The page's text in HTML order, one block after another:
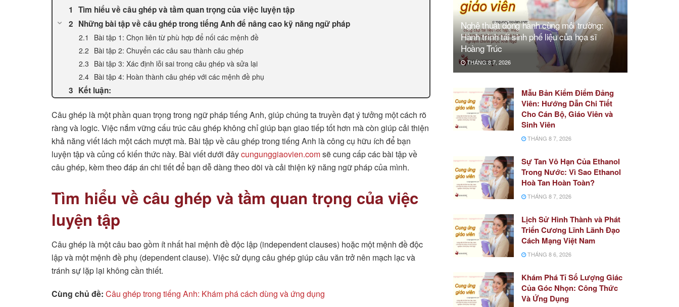
Tìm hiểu về câu ghép và tầm quan trọng của việc luyện tập
Những bài tập về câu ghép trong tiếng Anh để nâng cao kỹ năng ngữ pháp
Bài tập 1: Chọn liên từ phù hợp để nối các mệnh đề
Bài tập 2: Chuyển các câu sau thành câu ghép
Bài tập 3: Xác định lỗi sai trong câu ghép và sửa lại
Bài tập 4: Hoàn thành câu ghép với các mệnh đề phụ
Kết luận:
Câu ghép là một phần quan trọng trong ngữ pháp tiếng Anh, giúp chúng ta truyền đạt ý tưởng một cách rõ
ràng và logic. Việc nắm vững cấu trúc câu ghép không chỉ giúp bạn giao tiếp tốt hơn mà còn giúp cải thiện
khả năng viết lách một cách mượt mà. Bài tập về câu ghép trong tiếng Anh là công cụ hữu ích để bạn
luyện tập và củng cố kiến thức này. Bài viết dưới đâycungunggiaovien.comsẽ cung cấp các bài tập về
câu ghép, kèm theo đáp án chi tiết để bạn dễ dàng theo dõi và cải thiện kỹ năng ngữ pháp của mình.
Tìm hiểu về câu ghép và tầm quan trọng của việc
luyện tập
Câu ghép là một câu bao gồm ít nhất hai mệnh đề độc lập (independent clauses) hoặc một mệnh đề độc
lập và một mệnh đề phụ (dependent clause). Việc sử dụng câu ghép giúp câu văn trở nên mạch lạc và
tránh sự lặp lại không cần thiết.
Cùng chủ đề: Câu ghép trong tiếng Anh: Khám phá cách dùng và ứng dụng
Nghệ thuật đồng hành cùng môi trường:
Hành trình tái sinh phế liệu của họa sĩ
Hoàng Trúc
THÁNG 8 7, 2026
Mẫu Bản Kiểm Điểm Đảng
Viên: Hướng Dẫn Chi Tiết
Cho Cán Bộ, Giáo Viên và
Sinh Viên
THÁNG 8 7, 2026
Sự Tan Vô Hạn Của Ethanol
Trong Nước: Vì Sao Ethanol
Hoà Tan Hoàn Toàn?
THÁNG 8 7, 2026
Lịch Sử Hình Thành và Phát
Triển Cương Lĩnh Lãnh Đạo
Cách Mạng Việt Nam
THÁNG 8 6, 2026
Khám Phá Tỉ Số Lượng Giác
Của Góc Nhọn: Công Thức
Và Ứng Dụng